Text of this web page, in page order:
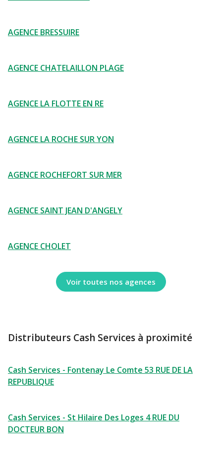
AGENCE BRESSUIRE
AGENCE CHATELAILLON PLAGE
AGENCE LA FLOTTE EN RE
AGENCE LA ROCHE SUR YON
AGENCE ROCHEFORT SUR MER
AGENCE SAINT JEAN D'ANGELY
AGENCE CHOLET
Voir toutes nos agences
Distributeurs Cash Services à proximité
Cash Services - Fontenay Le Comte 53 RUE DE LA
REPUBLIQUE
Cash Services - St Hilaire Des Loges 4 RUE DU
DOCTEUR BON